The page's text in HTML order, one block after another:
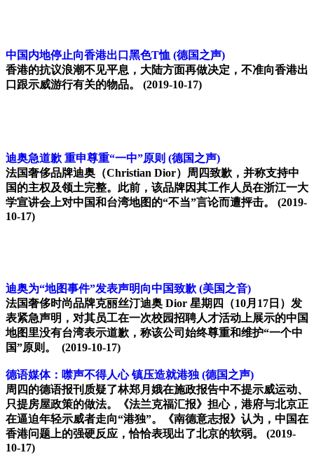
中国内地停止向香港出口黑色T恤 (德国之声)
香港的抗议浪潮不见平息，大陆方面再做决定，不准向香港出
口跟示威游行有关的物品。
(2019-10-17)
迪奥急道歉 重申尊重“一中”原则 (德国之声)
法国奢侈品牌迪奥（Christian Dior）周四致歉，并称支持中
国的主权及领土完整。此前，该品牌因其工作人员在浙江一大
学宣讲会上对中国和台湾地图的“不当”言论而遭抨击。
(2019-
10-17)
迪奥为“地图事件”发表声明向中国致歉 (美国之音)
法国奢侈时尚品牌克丽丝汀迪奥 Dior 星期四（10月17日）发
表紧急声明，对其员工在一次校园招聘人才活动上展示的中国
地图里没有台湾表示道歉，称该公司始终尊重和维护“一个中
国”原则。
(2019-10-17)
德语媒体：噤声不得人心 镇压造就港独 (德国之声)
周四的德语报刊质疑了林郑月娥在施政报告中不提示威运动、
只提房屋政策的做法。《法兰克福汇报》担心，港府与北京正
在逼迫年轻示威者走向“港独”。《南德意志报》认为，中国在
香港问题上的强硬反应，恰恰表现出了北京的软弱。
(2019-
10-17)